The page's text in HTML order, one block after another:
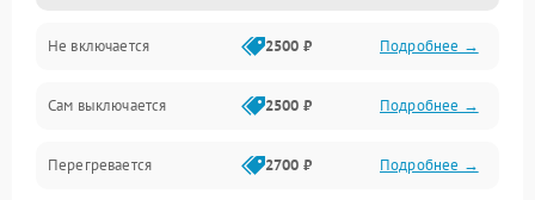
Не включается 2500 ₽ Подробнее →
Сам выключается 2500 ₽ Подробнее →
Перегревается 2700 ₽ Подробнее →